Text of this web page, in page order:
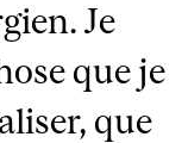
Je
que je
que